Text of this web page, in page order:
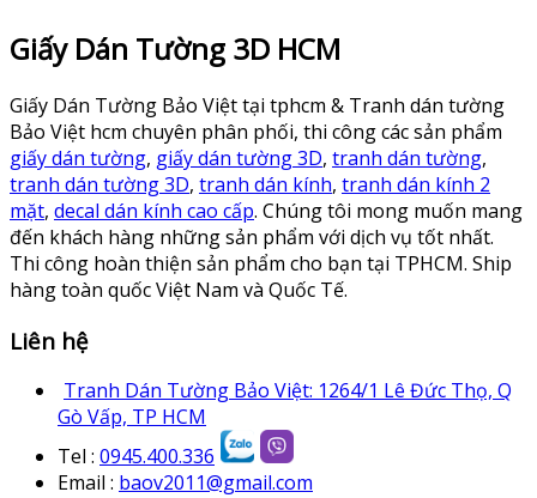
Giấy Dán Tường 3D HCM
Giấy Dán Tường Bảo Việt tại tphcm & Tranh dán tường
Bảo Việt hcm chuyên phân phối, thi công các sản phẩm
giấy dán tường, giấy dán tường 3D, tranh dán tường,
tranh dán tường 3D, tranh dán kính, tranh dán kính 2
mặt, decal dán kính cao cấp. Chúng tôi mong muốn mang
đến khách hàng những sản phẩm với dịch vụ tốt nhất.
Thi công hoàn thiện sản phẩm cho bạn tại TPHCM. Ship
hàng toàn quốc Việt Nam và Quốc Tế.
Liên hệ
Tranh Dán Tường Bảo Việt: 1264/1 Lê Đức Thọ, Q
Gò Vấp, TP HCM
Tel : 0945.400.336
Email : baov2011@gmail.com